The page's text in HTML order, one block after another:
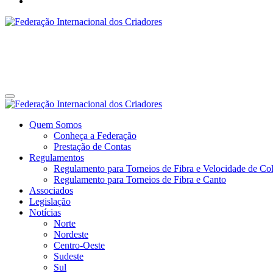
Site da Federação Internacional dos Criadores de Pássaros
Quem Somos
Conheça a Federação
Prestação de Contas
Regulamentos
Regulamento para Torneios de Fibra e Velocidade de
Regulamento para Torneios de Fibra e Canto
Associados
Legislação
Notícias
Norte
Nordeste
Centro-Oeste
Sudeste
Sul